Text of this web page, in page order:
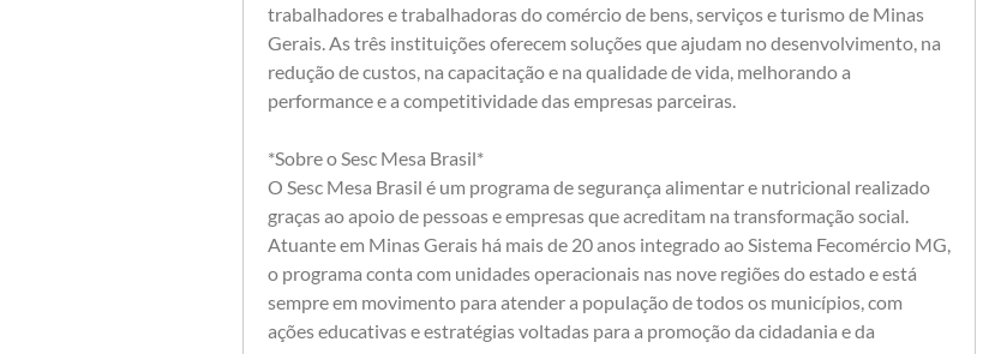
trabalhadores e trabalhadoras do comércio de bens, serviços e turismo de Minas
Gerais. As três instituições oferecem soluções que ajudam no desenvolvimento, na
redução de custos, na capacitação e na qualidade de vida, melhorando a
performance e a competitividade das empresas parceiras.
*Sobre o Sesc Mesa Brasil*
O Sesc Mesa Brasil é um programa de segurança alimentar e nutricional realizado
graças ao apoio de pessoas e empresas que acreditam na transformação social.
Atuante em Minas Gerais há mais de 20 anos integrado ao Sistema Fecomércio MG,
o programa conta com unidades operacionais nas nove regiões do estado e está
sempre em movimento para atender a população de todos os municípios, com
ações educativas e estratégias voltadas para a promoção da cidadania e da